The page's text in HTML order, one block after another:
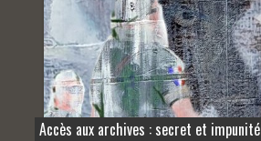
Accès aux archives : secret et impunité